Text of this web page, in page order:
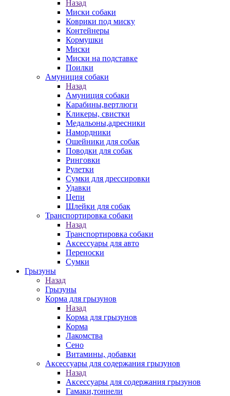
Назад
Миски собаки
Коврики под миску
Контейнеры
Кормушки
Миски
Миски на подставке
Поилки
Амуниция собаки
Назад
Амуниция собаки
Карабины,вертлюги
Кликеры, свистки
Медальоны,адресники
Намордники
Ошейники для собак
Поводки для собак
Ринговки
Рулетки
Сумки для дрессировки
Удавки
Цепи
Шлейки для собак
Транспортировка собаки
Назад
Транспортировка собаки
Аксессуары для авто
Переноски
Сумки
Грызуны
Назад
Грызуны
Корма для грызунов
Назад
Корма для грызунов
Корма
Лакомства
Сено
Витамины, добавки
Аксессуары для содержания грызунов
Назад
Аксессуары для содержания грызунов
Гамаки,тоннели